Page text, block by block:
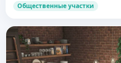
Общественные участки